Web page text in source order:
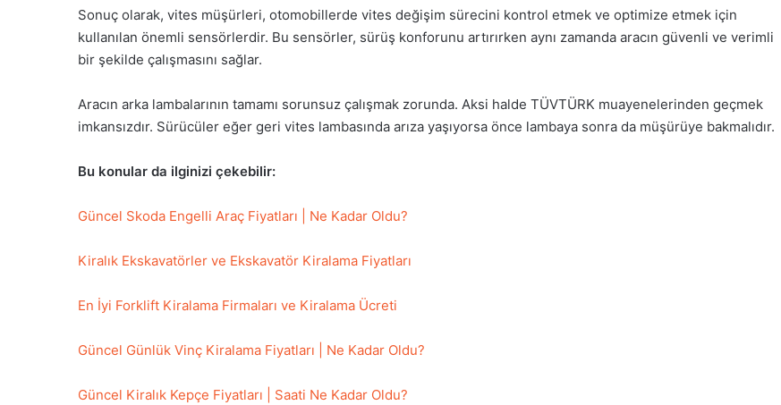
Sonuç olarak, vites müşürleri, otomobillerde vites değişim sürecini kontrol etmek ve optimize etmek için
kullanılan önemli sensörlerdir. Bu sensörler, sürüş konforunu artırırken aynı zamanda aracın güvenli ve verimli
bir şekilde çalışmasını sağlar.
Aracın arka lambalarının tamamı sorunsuz çalışmak zorunda. Aksi halde TÜVTÜRK muayenelerinden geçmek
imkansızdır. Sürücüler eğer geri vites lambasında arıza yaşıyorsa önce lambaya sonra da müşürüye bakmalıdır.
Bu konular da ilginizi çekebilir:
Güncel Skoda Engelli Araç Fiyatları | Ne Kadar Oldu?
Kiralık Ekskavatörler ve Ekskavatör Kiralama Fiyatları
En İyi Forklift Kiralama Firmaları ve Kiralama Ücreti
Güncel Günlük Vinç Kiralama Fiyatları | Ne Kadar Oldu?
Güncel Kiralık Kepçe Fiyatları | Saati Ne Kadar Oldu?